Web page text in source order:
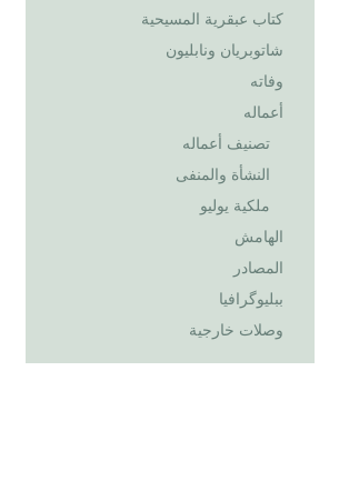
كتاب عبقرية المسيحية
شاتوبريان ونابليون
وفاته
أعماله
تصنيف أعماله
النشأة والمنفى
ملكية يوليو
الهامش
المصادر
ببليوگرافيا
وصلات خارجية